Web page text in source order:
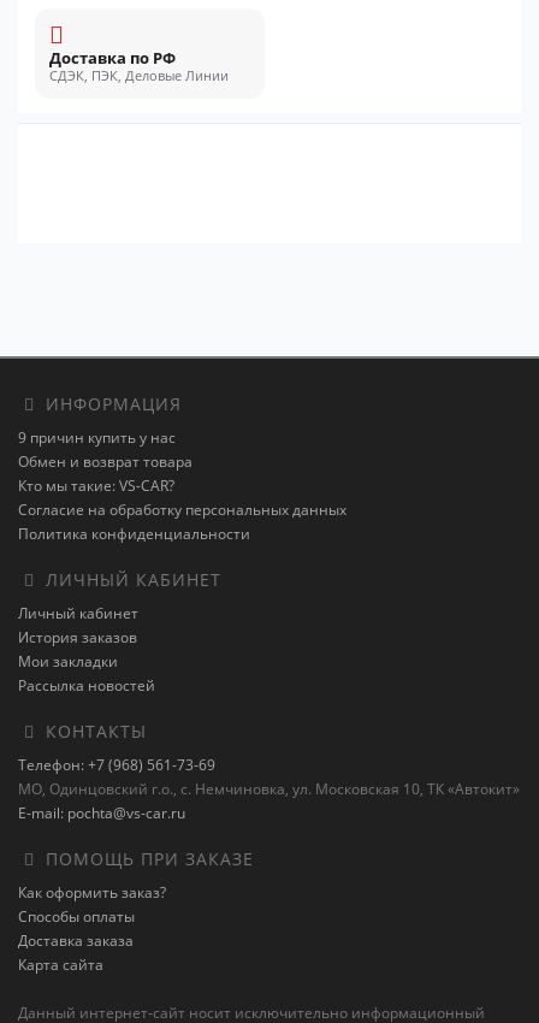
Доставка по РФ
СДЭК, ПЭК, Деловые Линии
ИНФОРМАЦИЯ
9 причин купить у нас
Обмен и возврат товара
Кто мы такие: VS-CAR?
Согласие на обработку персональных данных
Политика конфиденциальности
ЛИЧНЫЙ КАБИНЕТ
Личный кабинет
История заказов
Мои закладки
Рассылка новостей
КОНТАКТЫ
Телефон: +7 (968) 561-73-69
МО, Одинцовский г.о., с. Немчиновка, ул. Московская 10, ТК «Автокит»
E-mail: pochta@vs-car.ru
ПОМОЩЬ ПРИ ЗАКАЗЕ
Как оформить заказ?
Способы оплаты
Доставка заказа
Карта сайта
Данный интернет-сайт носит исключительно информационный